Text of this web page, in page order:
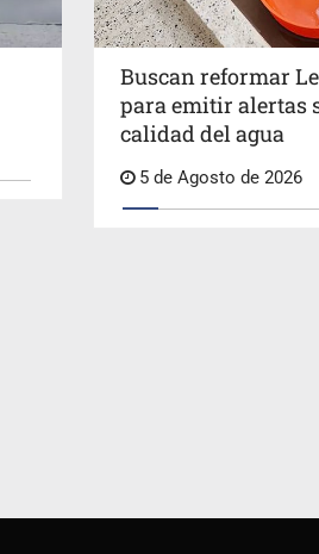
Buscan reformar
para emitir alertas
calidad del agua
5 de Agosto de 2026